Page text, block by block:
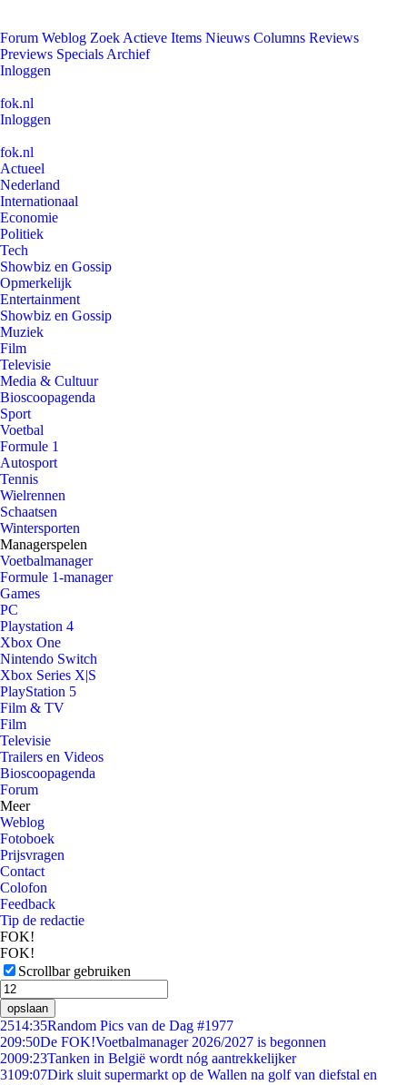
Forum Weblog Zoek Actieve Items Nieuws Columns Reviews
Previews Specials Archief
Inloggen
fok.nl
Inloggen
fok.nl
Actueel
Nederland
Internationaal
Economie
Politiek
Tech
Showbiz en Gossip
Opmerkelijk
Entertainment
Showbiz en Gossip
Muziek
Film
Televisie
Media & Cultuur
Bioscoopagenda
Sport
Voetbal
Formule 1
Autosport
Tennis
Wielrennen
Schaatsen
Wintersporten
Managerspelen
Voetbalmanager
Formule 1-manager
Games
PC
Playstation 4
Xbox One
Nintendo Switch
Xbox Series X|S
PlayStation 5
Film & TV
Film
Televisie
Trailers en Videos
Bioscoopagenda
Forum
Meer
Weblog
Fotoboek
Prijsvragen
Contact
Colofon
Feedback
Tip de redactie
FOK!
FOK!
Scrollbar gebruiken
opslaan
2514:35Random Pics van de Dag #1977
209:50De FOK!Voetbalmanager 2026/2027 is begonnen
2009:23Tanken in België wordt nóg aantrekkelijker
3109:07Dirk sluit supermarkt op de Wallen na golf van diefstal en